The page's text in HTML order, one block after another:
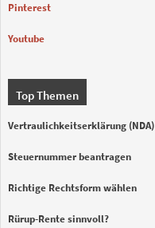
Pinterest
Youtube
Top Themen
Vertraulichkeitserklärung (NDA)
Steuernummer beantragen
Richtige Rechtsform wählen
Rürup-Rente sinnvoll?